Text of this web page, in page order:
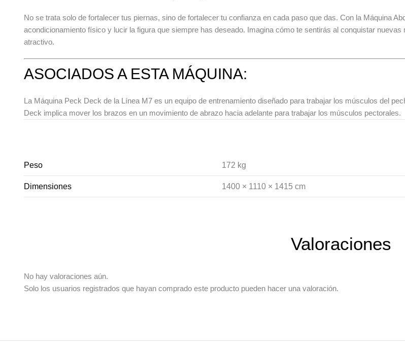
No se trata solo de fortalecer tus piernas, sino de fortalecer tu confianza en cada paso que das. Con la Máquina
acondicionamiento físico y lucir la figura que siempre has deseado. Imagina cómo te sentirás al conquistar
atractivo.
ASOCIADOS A ESTA MÁQUINA:
La Máquina Peck Deck de la Línea M7 es un equipo de entrenamiento diseñado para trabajar los músculos del
Deck implica mover los brazos en un movimiento de abrazo hacia adelante para trabajar los músculos pectorales.
Peso 172 kg
Dimensiones 1400 × 1110 × 1415 cm
Valoraciones
No hay valoraciones aún.
Solo los usuarios registrados que hayan comprado este producto pueden hacer una valoración.